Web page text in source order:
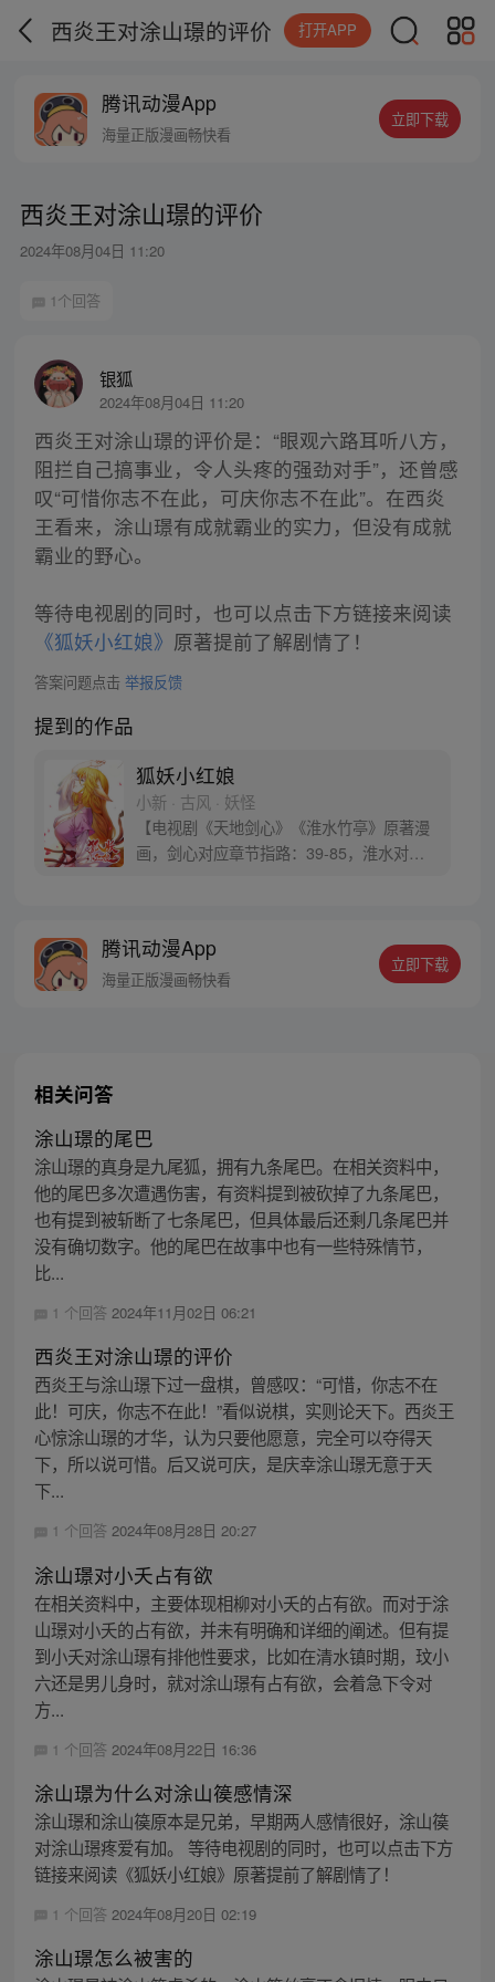
西炎王对涂山璟的评价 打开APP
腾讯动漫App
海量正版漫画畅快看
立即下载
西炎王对涂山璟的评价
2024年08月04日 11:20
1个回答
银狐
2024年08月04日 11:20
西炎王对涂山璟的评价是：“眼观六路耳听八方，
阻拦自己搞事业，令人头疼的强劲对手”，还曾感
叹“可惜你志不在此，可庆你志不在此”。在西炎
王看来，涂山璟有成就霸业的实力，但没有成就
霸业的野心。
等待电视剧的同时，也可以点击下方链接来阅读
《狐妖小红娘》 原著提前了解剧情了！
答案问题点击 举报反馈
提到的作品
狐妖小红娘
小新 · 古风 · 妖怪
【电视剧《天地剑心》《淮水竹亭》原著漫
画，剑心对应章节指路：39-85，淮水对应
腾讯动漫App
海量正版漫画畅快看
立即下载
相关问答
涂山璟的尾巴
涂山璟的真身是九尾狐，拥有九条尾巴。在相关资料中，
他的尾巴多次遭遇伤害，有资料提到被砍掉了九条尾巴，
也有提到被斩断了七条尾巴，但具体最后还剩几条尾巴并
没有确切数字。他的尾巴在故事中也有一些特殊情节，
比...
1 个回答 2024年11月02日 06:21
西炎王对涂山璟的评价
西炎王与涂山璟下过一盘棋，曾感叹：“可惜，你志不在
此！可庆，你志不在此！”看似说棋，实则论天下。西炎王
心惊涂山璟的才华，认为只要他愿意，完全可以夺得天
下，所以说可惜。后又说可庆，是庆幸涂山璟无意于天
下...
1 个回答 2024年08月28日 20:27
涂山璟对小夭占有欲
在相关资料中，主要体现相柳对小夭的占有欲。而对于涂
山璟对小夭的占有欲，并未有明确和详细的阐述。但有提
到小夭对涂山璟有排他性要求，比如在清水镇时期，玟小
六还是男儿身时，就对涂山璟有占有欲，会着急下令对
方...
1 个回答 2024年08月22日 16:36
涂山璟为什么对涂山篌感情深
涂山璟和涂山篌原本是兄弟，早期两人感情很好，涂山篌
对涂山璟疼爱有加。 等待电视剧的同时，也可以点击下方
链接来阅读《狐妖小红娘》原著提前了解剧情了！
1 个回答 2024年08月20日 02:19
涂山璟怎么被害的